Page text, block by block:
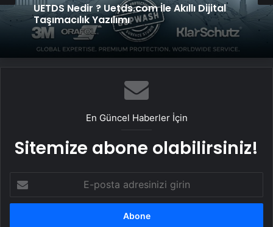
UETDS Nedir ? Uetds.com İle Akıllı Dijital
Taşımacılık Yazılımı
En Güncel Haberler İçin
Sitemize abone olabilirsiniz!
posta
adresinizi